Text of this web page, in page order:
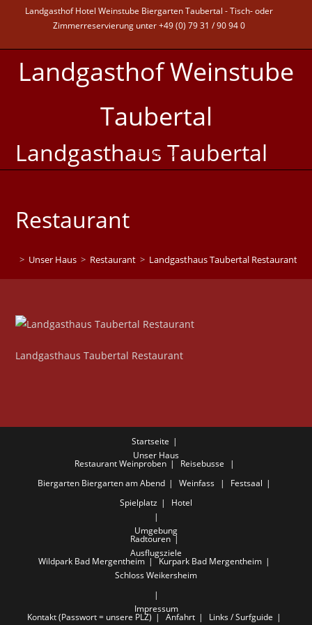
Landgasthof Hotel Weinstube Biergarten Taubertal - Tisch- oder
Zimmerreservierung unter +49 (0) 79 31 / 90 94 0
Landgasthof Weinstube
Taubertal
MENÜ
Landgasthaus Taubertal
Restaurant
> Unser Haus > Restaurant > Landgasthaus Taubertal Restaurant
Landgasthaus Taubertal Restaurant
Startseite
Unser Haus
Restaurant Weinproben
Reisebusse
Biergarten Biergarten am Abend Weinfass
Festsaal
Spielplatz
Hotel
Umgebung
Radtouren
Ausflugsziele
Wildpark Bad Mergentheim
Kurpark Bad Mergentheim
Schloss Weikersheim
Impressum
Kontakt (Passwort = unsere PLZ) Anfahrt
Links / Surfguide